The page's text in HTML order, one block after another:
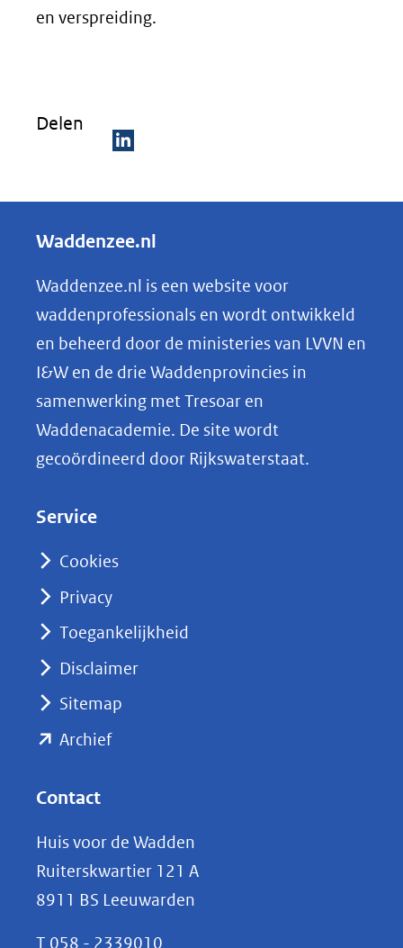
en verspreiding.
Delen
e
e
n
o
p
k
e
nieuw
naar
Waddenzee.nl
Waddenzee.nl is een website voor
waddenprofessionals en wordt ontwikkeld
en beheerd door de ministeries van LVVN en
I&W en de drie Waddenprovincies in
samenwerking met Tresoar en
Waddenacademie. De site wordt
gecoördineerd door Rijkswaterstaat.
Service
Cookies
Privacy
Toegankelijkheid
Disclaimer
Sitemap
Archief(opent
(verwijst
naar
een
andere
Contact
Huis voor de Wadden
Ruiterskwartier 121 A
8911 BS Leeuwarden
T 058 - 2339010